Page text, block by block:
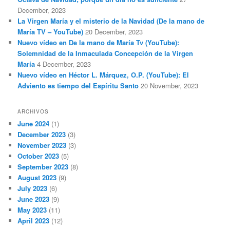
December, 2023
La Virgen María y el misterio de la Navidad (De la mano de
María TV – YouTube) 20 December, 2023
Nuevo vídeo en De la mano de María Tv (YouTube):
Solemnidad de la Inmaculada Concepción de la Virgen
María 4 December, 2023
Nuevo vídeo en Héctor L. Márquez, O.P. (YouTube): El
Adviento es tiempo del Espíritu Santo 20 November, 2023
ARCHIVOS
June 2024 (1)
December 2023 (3)
November 2023 (3)
October 2023 (5)
September 2023 (8)
August 2023 (9)
July 2023 (6)
June 2023 (9)
May 2023 (11)
April 2023 (12)